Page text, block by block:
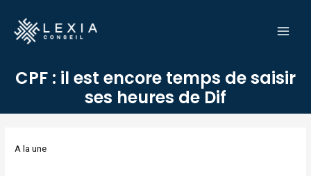
contenu
CPF : il est encore temps de saisir
ses heures de Dif
A la une